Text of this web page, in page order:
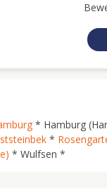
* Hamburg
*
* Wulfsen *